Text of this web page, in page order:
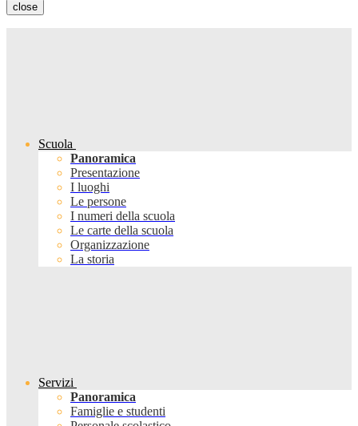
close
Scuola
Panoramica
Presentazione
I luoghi
Le persone
I numeri della scuola
Le carte della scuola
Organizzazione
La storia
Servizi
Panoramica
Famiglie e studenti